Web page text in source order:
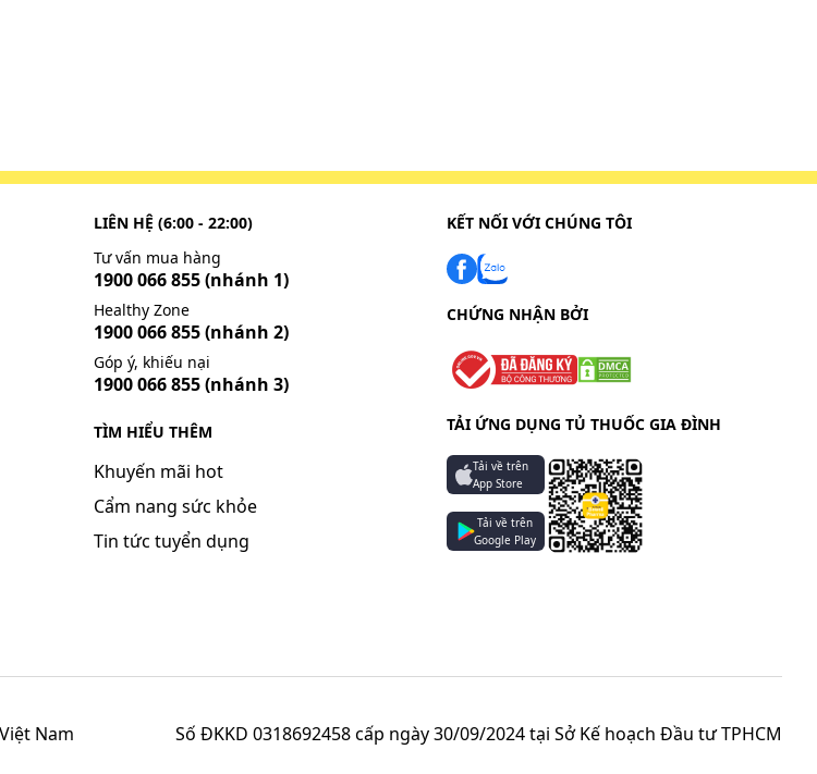
LIÊN HỆ (6:00 - 22:00)
Tư vấn mua hàng
1900 066 855(nhánh 1)
Healthy Zone
1900 066 855(nhánh 2)
Góp ý, khiếu nại
1900 066 855(nhánh 3)
TÌM HIỂU THÊM
Khuyến mãi hot
Cẩm nang sức khỏe
Tin tức tuyển dụng
KẾT NỐI VỚI CHÚNG TÔI
CHỨNG NHẬN BỞI
TẢI ỨNG DỤNG TỦ THUỐC GIA ĐÌNH
Tải về trên
App Store
Tải về trên
Google Play
Nam
Số ĐKKD 0318692458 cấp ngày 30/09/2024 tại Sở Kế hoạch Đầu tư TPHCM